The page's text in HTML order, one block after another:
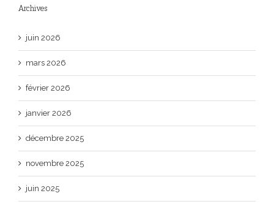
Archives
juin 2026
mars 2026
février 2026
janvier 2026
décembre 2025
novembre 2025
juin 2025